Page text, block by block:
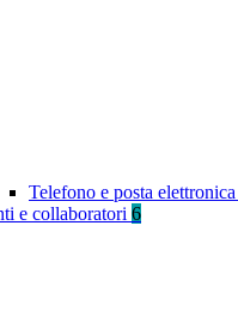
Telefono e posta elettronica
e collaboratori 6